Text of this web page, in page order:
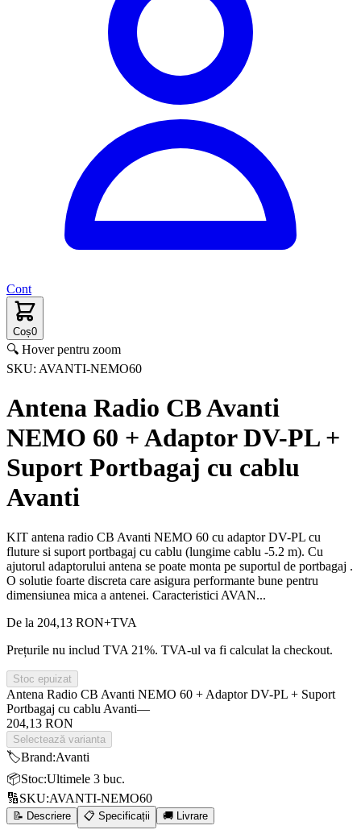
Cont
Coș0
🔍 Hover pentru zoom
SKU: AVANTI-NEMO60
Antena Radio CB Avanti
NEMO 60 + Adaptor DV-PL +
Suport Portbagaj cu cablu
Avanti
KIT antena radio CB Avanti NEMO 60 cu adaptor DV-PL cu
fluture si suport portbagaj cu cablu (lungime cablu -5.2 m). Cu
ajutorul adaptorului antena se poate monta pe suportul de portbagaj .
O solutie foarte discreta care asigura performante bune pentru
dimensiunea mica a antenei. Caracteristici AVAN...
De la 204,13 RON+TVA
Prețurile nu includ TVA 21%. TVA-ul va fi calculat la checkout.
Stoc epuizat
Antena Radio CB Avanti NEMO 60 + Adaptor DV-PL + Suport
Portbagaj cu cablu Avanti—
204,13 RON
Selectează varianta
🏷️Brand:Avanti
📦Stoc:Ultimele 3 buc.
🔢SKU:AVANTI-NEMO60
📝 Descriere 📋 Specificații 🚚 Livrare